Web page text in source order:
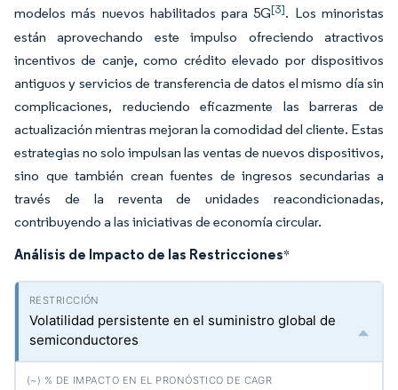
modelos más nuevos habilitados para 5G[3]. Los minoristas
están aprovechando este impulso ofreciendo atractivos
incentivos de canje, como crédito elevado por dispositivos
antiguos y servicios de transferencia de datos el mismo día sin
complicaciones, reduciendo eficazmente las barreras de
actualización mientras mejoran la comodidad del cliente. Estas
estrategias no solo impulsan las ventas de nuevos dispositivos,
sino que también crean fuentes de ingresos secundarias a
través de la reventa de unidades reacondicionadas,
contribuyendo a las iniciativas de economía circular.
Análisis de Impacto de las Restricciones*
Volatilidad persistente en el suministro global de
semiconductores